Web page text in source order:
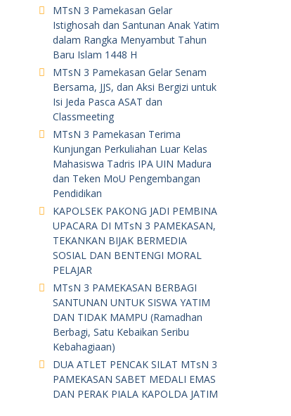
MTsN 3 Pamekasan Gelar
Istighosah dan Santunan Anak Yatim
dalam Rangka Menyambut Tahun
Baru Islam 1448 H
MTsN 3 Pamekasan Gelar Senam
Bersama, JJS, dan Aksi Bergizi untuk
Isi Jeda Pasca ASAT dan
Classmeeting
MTsN 3 Pamekasan Terima
Kunjungan Perkuliahan Luar Kelas
Mahasiswa Tadris IPA UIN Madura
dan Teken MoU Pengembangan
Pendidikan
KAPOLSEK PAKONG JADI PEMBINA
UPACARA DI MTsN 3 PAMEKASAN,
TEKANKAN BIJAK BERMEDIA
SOSIAL DAN BENTENGI MORAL
PELAJAR
MTsN 3 PAMEKASAN BERBAGI
SANTUNAN UNTUK SISWA YATIM
DAN TIDAK MAMPU (Ramadhan
Berbagi, Satu Kebaikan Seribu
Kebahagiaan)
DUA ATLET PENCAK SILAT MTsN 3
PAMEKASAN SABET MEDALI EMAS
DAN PERAK PIALA KAPOLDA JATIM